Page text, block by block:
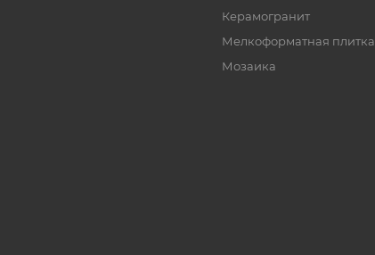
Керамогранит
Мелкоформатная плитка
Мозаика